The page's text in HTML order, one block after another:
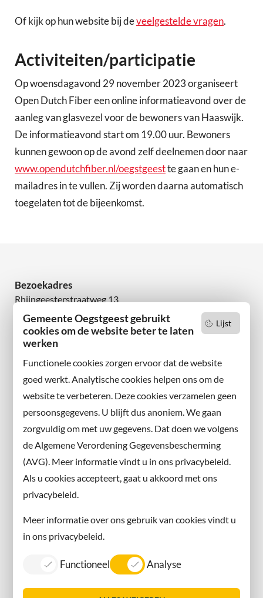
Lijst
Gemeente Oegstgeest gebruikt
cookies om de website beter te laten
werken
Functionele cookies zorgen ervoor dat de website
goed werkt. Analytische cookies helpen ons om de
website te verbeteren. Deze cookies verzamelen geen
persoonsgegevens. U blijft dus anoniem. We gaan
zorgvuldig om met uw gegevens. Dat doen we volgens
de Algemene Verordening Gegevensbescherming
(AVG). Meer informatie vindt u in ons privacybeleid.
Als u cookies accepteert, gaat u akkoord met ons
privacybeleid.
Meer informatie over ons gebruik van cookies vindt u
in ons privacybeleid.
Functioneel Analyse
Of kijk op hun website bij deveelgestelde vragen.
Activiteiten/participatie
Op woensdagavond 29 november 2023 organiseert
Open Dutch Fiber een online informatieavond over de
aanleg van glasvezel voor de bewoners van Haaswijk.
De informatieavond start om 19.00 uur. Bewoners
kunnen gewoon op de avond zelf deelnemen door naar
www.opendutchfiber.nl/oegstgeestte gaan en hun e-
mailadres in te vullen. Zij worden daarna automatisch
toegelaten tot de bijeenkomst.
Bezoekadres
Rhijngeesterstraatweg 13
2342 AN Oegstgeest
Wilt u niets missen?
en volg ons ook op sociale media.
Facebook
X
Instagram
Contact met de gemeente
Contact
Information in English
Sitemap